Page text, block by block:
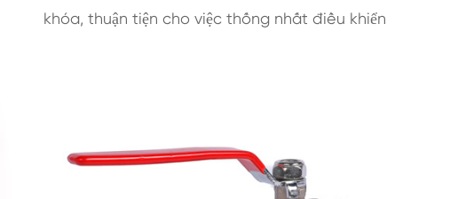
khóa, thuận tiện cho việc thống nhất điều khiển